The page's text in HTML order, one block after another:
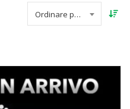
Ordinare per data